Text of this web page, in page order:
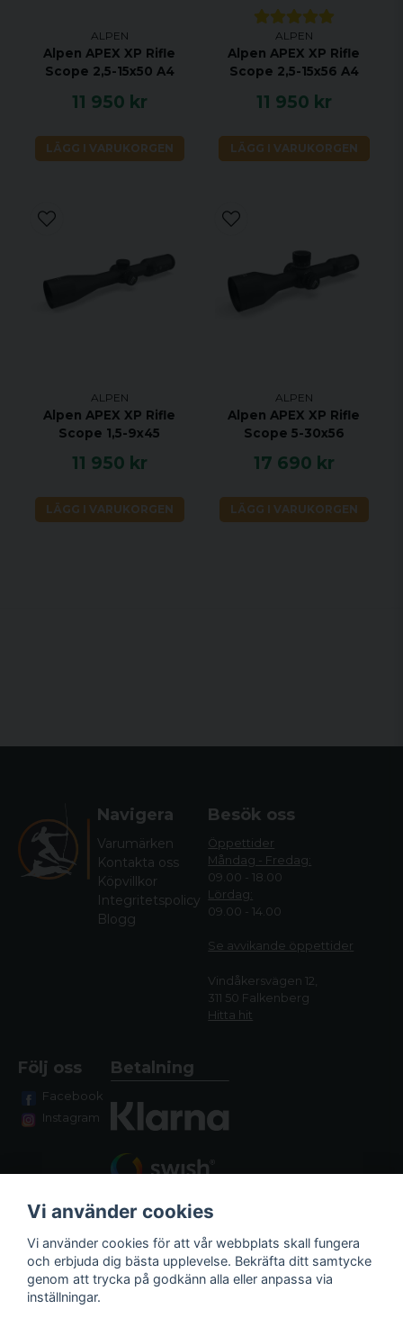
ALPEN
Alpen APEX XP Rifle
Scope 2,5-15x50 A4
11 950 kr
LÄGG I VARUKORGEN
ALPEN
Alpen APEX XP Rifle
Scope 2,5-15x56 A4
11 950 kr
LÄGG I VARUKORGEN
ALPEN
Alpen APEX XP Rifle
Scope 1,5-9x45
11 950 kr
LÄGG I VARUKORGEN
ALPEN
Alpen APEX XP Rifle
Scope 5-30x56
17 690 kr
LÄGG I VARUKORGEN
Navigera
Varumärken
Kontakta oss
Köpvillkor
Integritetspolicy
Blogg
Besök oss
Öppettider
Måndag - Fredag:
09.00 - 18.00
Lördag:
09.00 - 14.00
Se avvikande öppettider
Vindåkersvägen 12,
311 50 Falkenberg
Hitta hit
Följ oss
Facebook
Instagram
Betalning
Fraktalternativ
Vi använder cookies
Vi använder cookies för att vår webbplats skall fungera
och erbjuda dig bästa upplevelse. Bekräfta ditt samtycke
genom att trycka på godkänn alla eller anpassa via
inställningar.